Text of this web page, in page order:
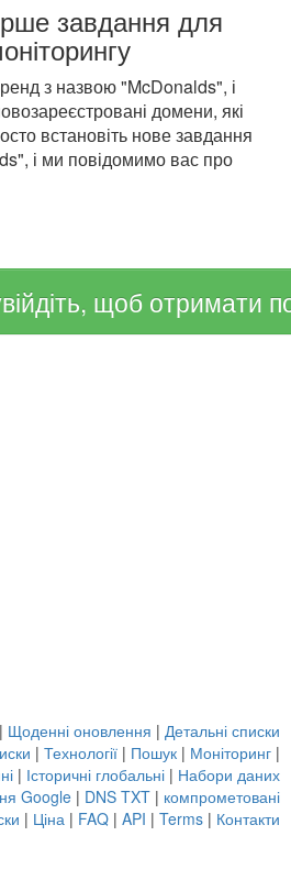
завдання для
з назвою "McDonalds", і
домени, які
встановіть нове завдання
і ми повідомимо вас про
щоб отримати
| Щоденні оновлення | Детальні списки
| Технології | Пошук | Моніторинг |
| Історичні глобальні | Набори даних
Google | DNS TXT | компрометовані
| Ціна | FAQ | API | Terms | Контакти